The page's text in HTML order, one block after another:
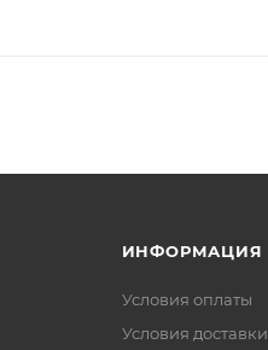
ИНФОРМАЦИЯ
Условия оплаты
Условия доставки